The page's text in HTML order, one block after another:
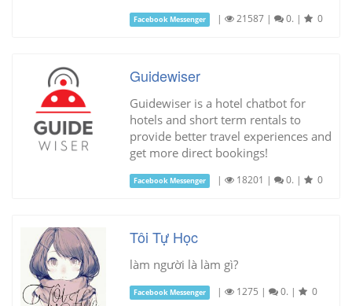
Facebook Messenger | 21587 | 0. | 0
Guidewiser
Guidewiser is a hotel chatbot for
hotels and short term rentals to
provide better travel experiences and
get more direct bookings!
Facebook Messenger | 18201 | 0. | 0
Tôi Tự Học
làm người là làm gì?
Facebook Messenger | 1275 | 0. | 0